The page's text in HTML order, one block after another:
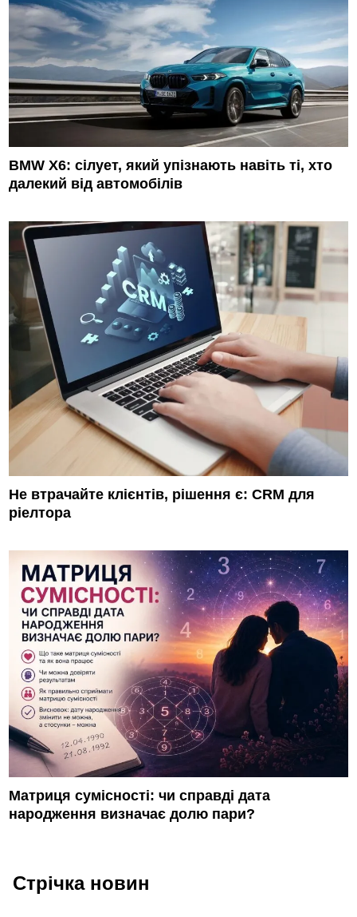
BMW X6: сілует, який упізнають навіть ті, хто
далекий від автомобілів
Не втрачайте клієнтів, рішення є: CRM для
ріелтора
Матриця сумісності: чи справді дата
народження визначає долю пари?
Стрічка новин